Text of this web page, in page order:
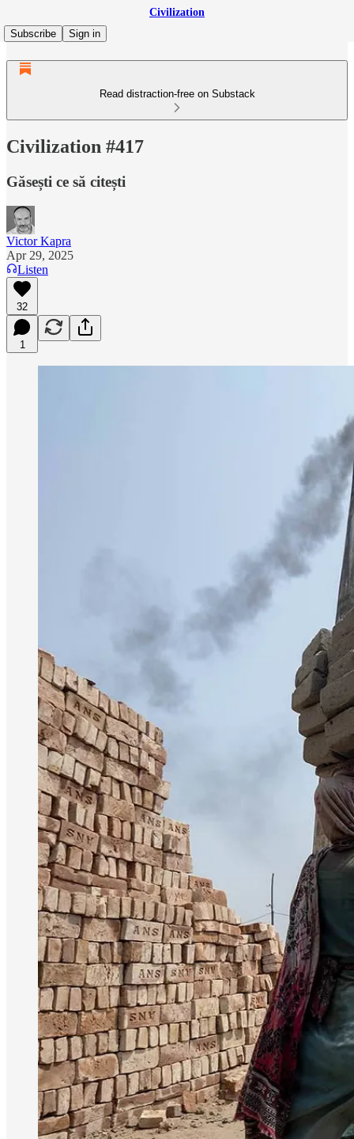
Civilization
Subscribe
Sign in
Read distraction-free on Substack
Civilization #417
Găsești ce să citești
Victor Kapra
Apr 29, 2025
Listen
32
1